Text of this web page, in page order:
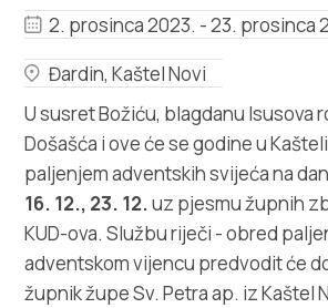
Multimedija
Turistički ured
Safe in Dalmatia
hr
+385 21 227 933
2. prosinca 2023. - 23. prosinca
Đardin, Kaštel Novi
U susret Božiću, blagdanu Isusova
Došašća i ove će se godine u
paljenjem adventskih svijeća na
16. 12., 23. 12.uz pjesmu župnih
KUD-ova. Službu riječi - obred
adventskom vijencu predvodit će
župnik župe Sv. Petra ap. iz Kaštel